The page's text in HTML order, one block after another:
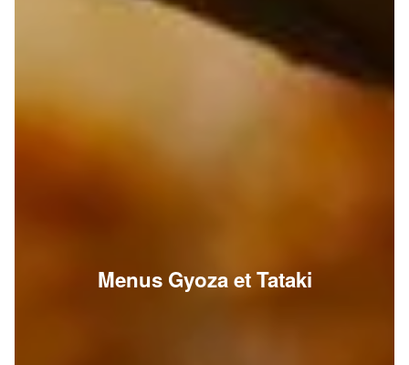
Menus Gyoza et Tataki